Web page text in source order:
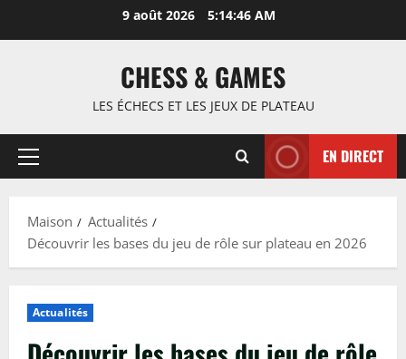
9 août 2026 5:14:47 AM
CHESS & GAMES
LES ÉCHECS ET LES JEUX DE PLATEAU
Menu
EN DIRECT
Maison
Actualités
Découvrir les bases du jeu de rôle sur plateau en 2026
Actualités